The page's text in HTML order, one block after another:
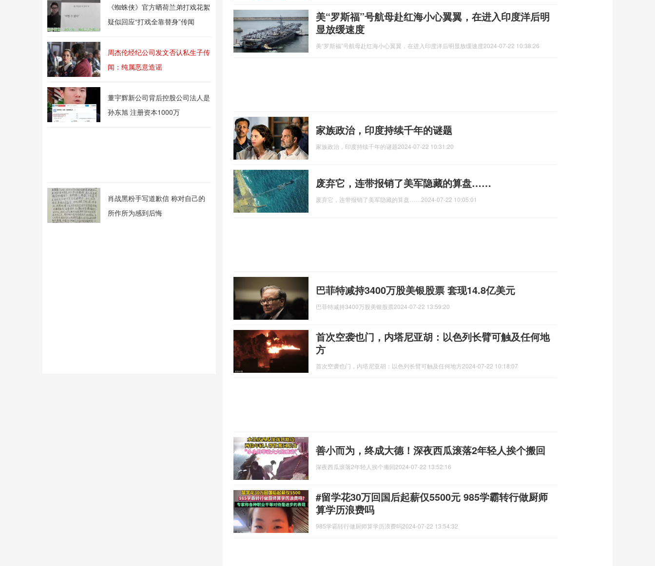
《蜘蛛侠》官方晒荷兰弟打戏花絮
疑似回应“打戏全靠替身”传闻
周杰伦经纪公司发文否认私生子传
闻：纯属恶意造谣
董宇辉新公司背后控股公司法人是
孙东旭 注册资本1000万
肖战黑粉手写道歉信 称对自己的
所作所为感到后悔
美“罗斯福”号航母赴红海小心翼翼，在进入印度洋后明
显放缓速度
美“罗斯福”号航母赴红海小心翼翼，在进入印度洋后明显放缓速度2024-07-22 10:38:26
家族政治，印度持续千年的谜题
家族政治，印度持续千年的谜题2024-07-22 10:31:20
废弃它，连带报销了美军隐藏的算盘……
废弃它，连带报销了美军隐藏的算盘…… 2024-07-22 10:05:01
巴菲特减持3400万股美银股票 套现14.8亿美元
巴菲特减持3400万股美银股票2024-07-22 13:59:20
首次空袭也门，内塔尼亚胡：以色列长臂可触及任何地
方
首次空袭也门，内塔尼亚胡：以色列长臂可触及任何地方2024-07-22 10:18:07
善小而为，终成大德！深夜西瓜滚落2年轻人挨个搬回
深夜西瓜滚落2年轻人挨个搬回2024-07-22 13:52:16
#留学花30万回国后起薪仅5500元 985学霸转行做厨师
算学历浪费吗
985学霸转行做厨师算学历浪费吗2024-07-22 13:54:32